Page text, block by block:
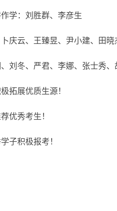
：刘胜群、李彦生
云、王臻昱、尹小建、田晓
冬、严君、李娜、张士秀、
展优质生源！
秀考生！
积极报考！